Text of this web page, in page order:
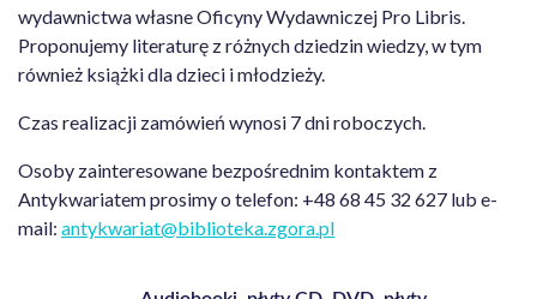
wydawnictwa własne Oficyny Wydawniczej Pro Libris.
Proponujemy literaturę z różnych dziedzin wiedzy, w tym
również książki dla dzieci i młodzieży.
Czas realizacji zamówień wynosi 7 dni roboczych.
Osoby zainteresowane bezpośrednim kontaktem z
Antykwariatem prosimy o telefon: +48 68 45 32 627 lub e-
mail: antykwariat@biblioteka.zgora.pl